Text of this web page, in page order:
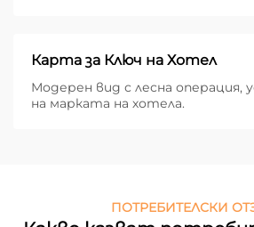
Карта за Ключ на Хотел
Модерен вид с лесна операция,
на марката на хотела.
ПОТРЕБИТЕЛСКИ